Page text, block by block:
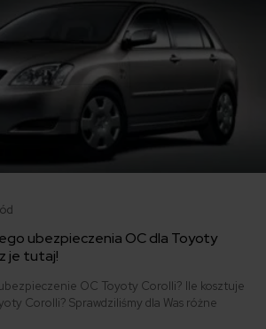
ubezpieczenia OC dla Toyoty
je tutaj!
OC Toyoty Corolli? Ile kosztuje
Corolli? Sprawdziliśmy dla Was różne